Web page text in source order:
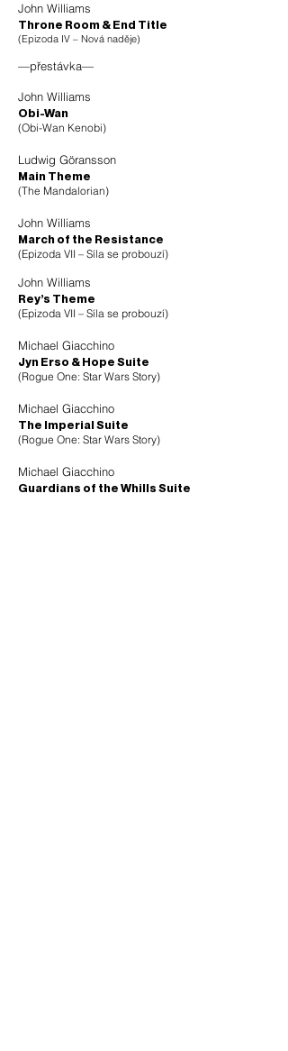
John Williams
Throne Room & End Title
(Epizoda IV – Nová naděje)
—přestávka—
John Williams
Obi-Wan
(Obi-Wan Kenobi)
Ludwig Göransson
Main Theme
(The Mandalorian)
John Williams
March of the Resistance
(Epizoda VII – Síla se probouzí)
John Williams
Rey’s Theme
(Epizoda VII – Síla se probouzí)
Michael Giacchino
Jyn Erso & Hope Suite
(Rogue One: Star Wars Story)
Michael Giacchino
The Imperial Suite
(Rogue One: Star Wars Story)
Michael Giacchino
Guardians of the Whills Suite